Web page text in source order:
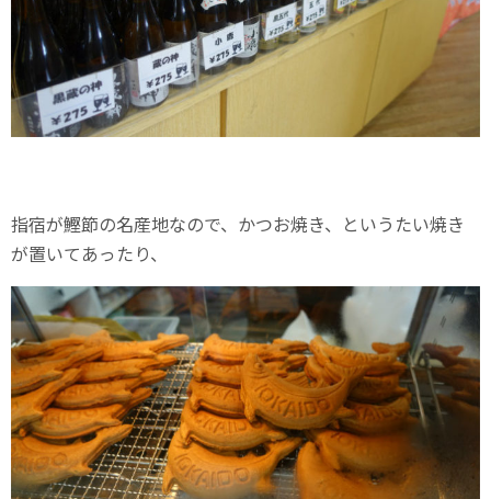
指宿が鰹節の名産地なので、かつお焼き、というたい焼き
が置いてあったり、